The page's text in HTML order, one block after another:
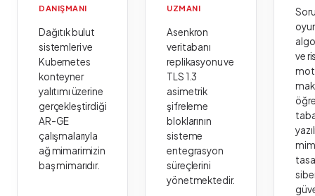
DANIŞMANI
Dağıtık bulut
sistemleri ve
Kubernetes
konteyner
yalıtımı üzerine
gerçekleştirdiği
AR-GE
çalışmalarıyla
ağ mimarimizin
baş mimarıdır.
UZMANI
Asenkron
veritabanı
replikasyonu ve
TLS 1.3
asimetrik
şifreleme
bloklarının
sisteme
entegrasyon
süreçlerini
yönetmektedir.
ve